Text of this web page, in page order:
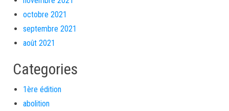
octobre 2021
septembre 2021
août 2021
Categories
1ère édition
abolition